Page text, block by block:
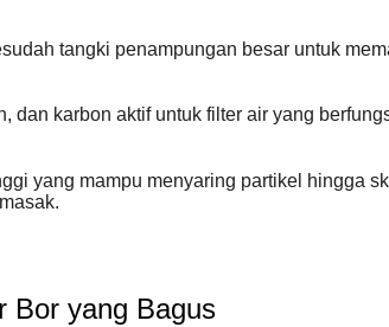
tangki penampungan besar untuk
dan karbon aktif untuk filter air yang
yang mampu menyaring partikel hingga
Bor yang Bagus